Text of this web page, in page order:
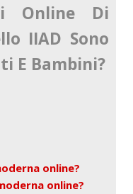
Online Di
IIAD Sono
E Bambini?
online?
online?